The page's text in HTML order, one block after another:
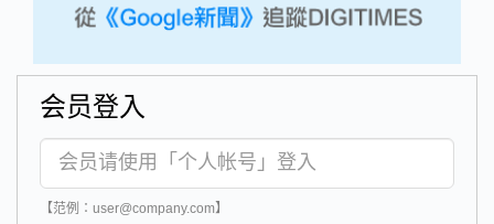
会员登入
【范例：user@company.com】